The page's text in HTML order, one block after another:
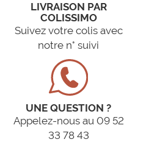
LIVRAISON PAR
COLISSIMO
Suivez votre colis avec
notre n° suivi
UNE QUESTION ?
Appelez-nous au 09 52
33 78 43